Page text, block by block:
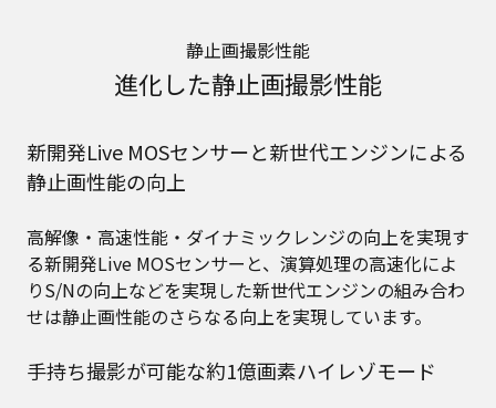
静止画撮影性能
進化した静止画撮影性能
新開発Live MOSセンサーと新世代エンジンによる
静止画性能の向上
高解像・高速性能・ダイナミックレンジの向上を実現す
る新開発Live MOSセンサーと、演算処理の高速化によ
りS/Nの向上などを実現した新世代エンジンの組み合わ
せは静止画性能のさらなる向上を実現しています。
手持ち撮影が可能な約1億画素ハイレゾモード